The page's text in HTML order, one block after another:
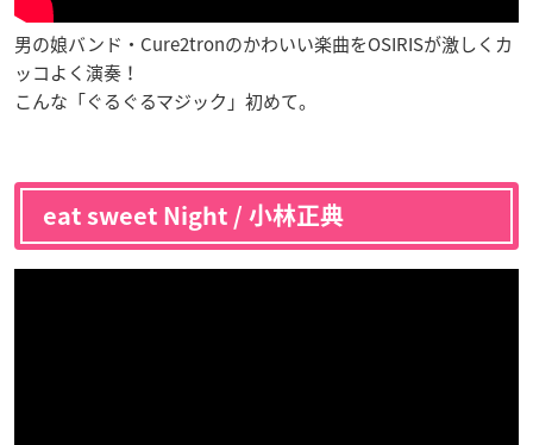
男の娘バンド・Cure2tronのかわいい楽曲をOSIRISが激しくカ
ッコよく演奏！
こんな「ぐるぐるマジック」初めて。
eat sweet Night / 小林正典